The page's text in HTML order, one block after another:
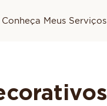
Conheça Meus Serviços